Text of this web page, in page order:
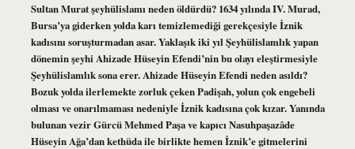
Sultan Murat şeyhülislamı neden öldürdü? 1634 yılında IV. Murad,
Bursa’ya giderken yolda karı temizlemediği gerekçesiyle İznik
kadısını soruşturmadan asar. Yaklaşık iki yıl Şeyhülislamlık yapan
dönemin şeyhi Ahizade Hüseyin Efendi’nin bu olayı eleştirmesiyle
Şeyhülislamlık sona erer. Ahizade Hüseyin Efendi neden asıldı?
Bozuk yolda ilerlemekte zorluk çeken Padişah, yolun çok engebeli
olması ve onarılmaması nedeniyle İznik kadısına çok kızar. Yanında
bulunan vezir Gürcü Mehmed Paşa ve kapıcı Nasuhpaşazâde
Hüseyin Ağa’dan kethüda ile birlikte hemen İznik’e gitmelerini